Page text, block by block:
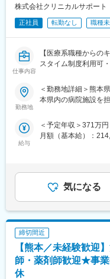
株式会社クリニカルサポート
正社員 転勤なし 職種
仕事内容
【医療系職種からの
スタイム制度利用可
【はじめに】
となり、臨床試験（
す。
らに製薬企業との連
いただく患者様の相
【働き方◎の就業環
■大規模病院では、
のチームで業務を進め
■チームメンバー間で
な休暇や長期休暇にも
■ライフイベントと両
勤務地
＜勤務地詳細＞熊本
本県内の病院施設を
給与
＜予定年収＞371万
月額（基本給）：
有＜給与補足＞■月
秀成績者は別途5万
チーフ、500万円（
万円（手当込・残業
分賃金はあくまでも
能性があります。月
気になる
締切間近
【熊本／未経験歓迎
師・薬剤師歓迎★事
休